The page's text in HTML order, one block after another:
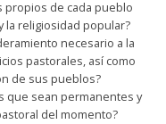
propios de cada pueblo
la religiosidad popular?
necesario a la
pastorales, así como
de sus pueblos?
que sean permanentes y
del momento?